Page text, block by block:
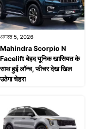
अगस्त 5, 2026
Mahindra Scorpio N
Facelift बेहद यूनिक खासियत के
साथ हुई लॉन्च, फीचर देख खिल
उठेगा चेहरा